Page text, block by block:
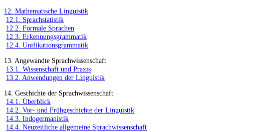
12. Mathematische Linguistik
12.1. Sprachstatistik
12.2. Formale Sprachen
12.3. Erkennungsgrammatik
12.4. Unifikationsgrammatik
13. Angewandte Sprachwissenschaft
13.1. Wissenschaft und Praxis
13.2. Anwendungen der Linguistik
14. Geschichte der Sprachwissenschaft
14.1. Überblick
14.2. Vor- und Frühgeschichte der Linguistik
14.3. Indogermanistik
14.4. Neuzeitliche allgemeine Sprachwissenschaft